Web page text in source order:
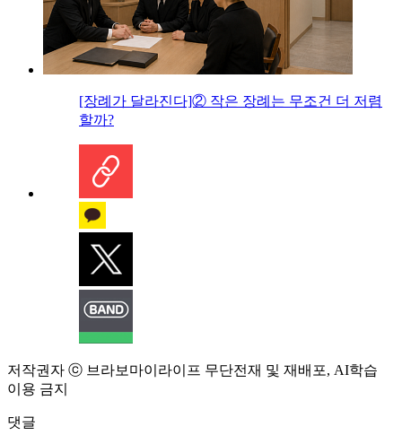
[장례가 달라진다]② 작은 장례는 무조건 더 저렴
할까?
저작권자 ⓒ 브라보마이라이프 무단전재 및 재배포, AI학습
이용 금지
댓글